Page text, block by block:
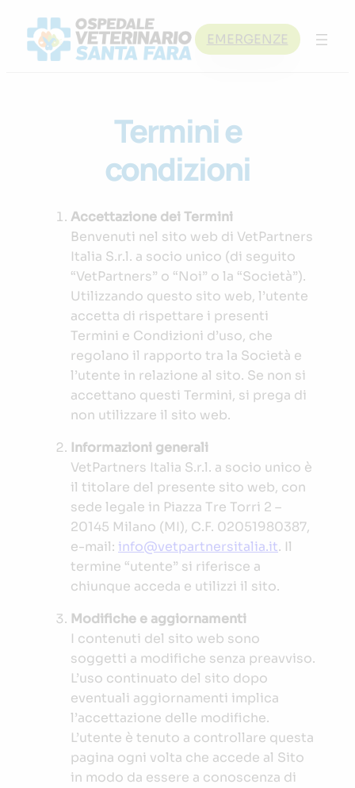
content
EMERGENZE
Termini e
condizioni
Accettazione dei Termini
Benvenuti nel sito web di VetPartners
Italia S.r.l. a socio unico (di seguito
“VetPartners” o “Noi” o la “Società”).
Utilizzando questo sito web, l’utente
accetta di rispettare i presenti
Termini e Condizioni d’uso, che
regolano il rapporto tra la Società e
l’utente in relazione al sito. Se non si
accettano questi Termini, si prega di
non utilizzare il sito web.
Informazioni generali
VetPartners Italia S.r.l. a socio unico è
il titolare del presente sito web, con
sede legale in Piazza Tre Torri 2 –
20145 Milano (MI), C.F. 02051980387,
e-mail: info@vetpartnersitalia.it. Il
termine “utente” si riferisce a
chiunque acceda e utilizzi il sito.
Modifiche e aggiornamenti
I contenuti del sito web sono
soggetti a modifiche senza preavviso.
L’uso continuato del sito dopo
eventuali aggiornamenti implica
l’accettazione delle modifiche.
L’utente è tenuto a controllare questa
pagina ogni volta che accede al Sito
in modo da essere a conoscenza di